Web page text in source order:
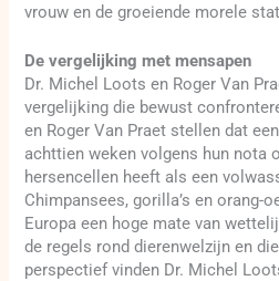
vrouw en de groeiende morele
De vergelijking met mensapen
Dr. Michel Loots en Roger Van
vergelijking die bewust
en Roger Van Praet stellen dat
achttien weken volgens hun nota
hersencellen heeft als een
Chimpansees, gorilla’s en orang-
Europa een hoge mate van
de regels rond dierenwelzijn en
perspectief vinden Dr. Michel